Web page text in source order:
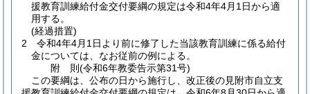
援教育訓練給付金交付要綱の規定は令和4年4月1日から適
用する。
(経過措置)
2
令和4年4月1日より前に修了した当該教育訓練に係る給付
金については、なお従前の例による。
附 則(令和6年教委告示第31号)
この要綱は、公布の日から施行し、改正後の見附市自立支